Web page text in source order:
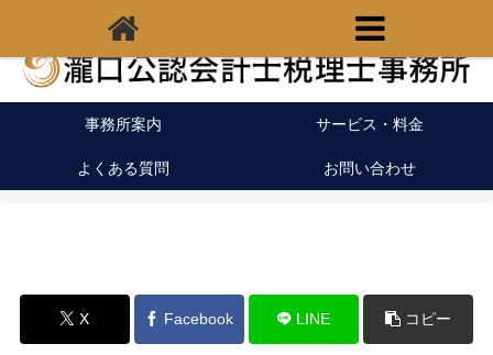
福岡県宗像市の税理士｜開業支援｜クラウド会計
事務所案内 サービス・料金
よくある質問 お問い合わせ
X Facebook LINE コピー